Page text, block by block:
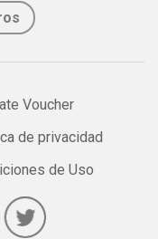
Voucher
de privacidad
de Uso